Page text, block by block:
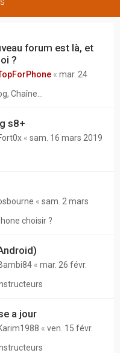
forum est là, et
?
« mar. 24
Chaîne...
s8+
« sam. 16 mars 2019
« sam. 2 mars
choisir ?
« mar. 26 févr.
a jour
« ven. 15 févr.